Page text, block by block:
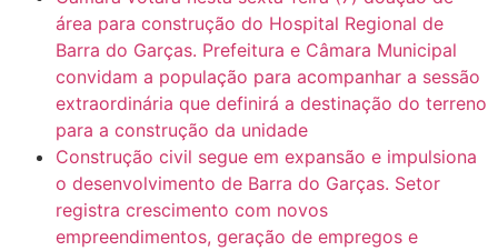
área para construção do Hospital Regional de
Barra do Garças. Prefeitura e Câmara Municipal
convidam a população para acompanhar a sessão
extraordinária que definirá a destinação do terreno
para a construção da unidade
Construção civil segue em expansão e impulsiona
o desenvolvimento de Barra do Garças. Setor
registra crescimento com novos
empreendimentos, geração de empregos e